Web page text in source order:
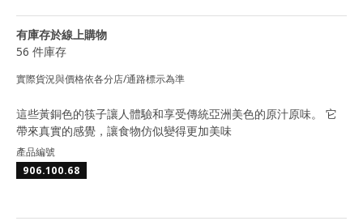
有庫存於線上購物
56 件庫存
實際貨況與價格依各分店/通路標示為準
這些黃銅色的筷子讓人體驗和享受傳統亞洲美色的原汁原味。 它
帶來真實的感覺，讓食物仿似變得更加美味
產品編號
906.100.68